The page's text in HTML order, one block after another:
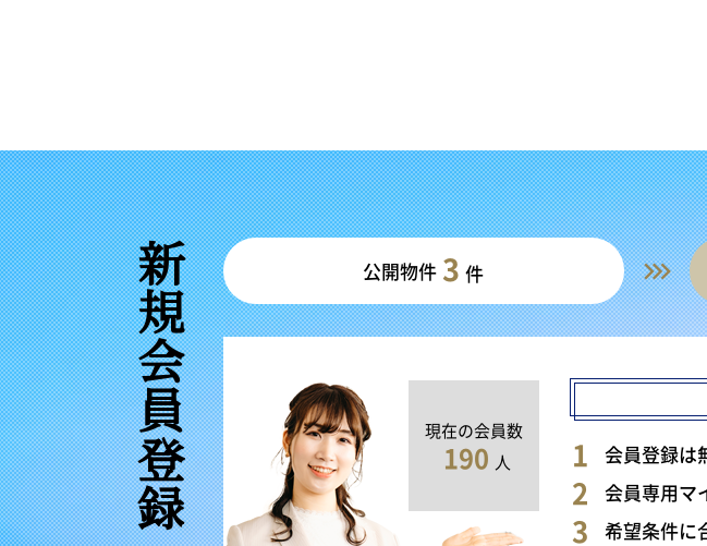
新規会員登録 公開物件 3 件
現在の会員数
190 人
会員登録は
会員専用マ
希望条件に